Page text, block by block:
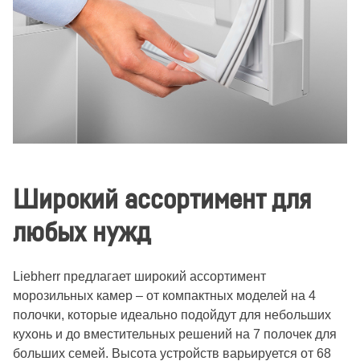
Широкий ассортимент для
любых нужд
Liebherr предлагает широкий ассортимент
морозильных камер – от компактных моделей на 4
полочки, которые идеально подойдут для небольших
кухонь и до вместительных решений на 7 полочек для
больших семей. Высота устройств варьируется от 68